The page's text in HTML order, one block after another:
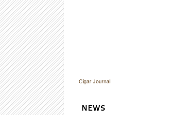
Cigar Journal
NEWS